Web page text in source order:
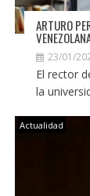
ARTURO
23/01/
El rector
la
Actualidad